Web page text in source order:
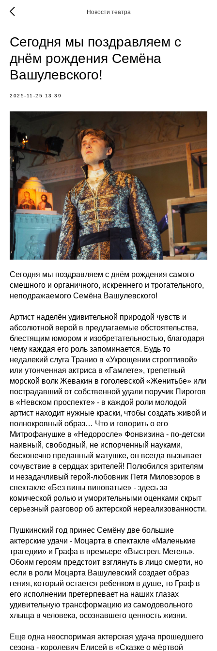
Новости театра
Сегодня мы поздравляем с
днём рождения Семёна
Вашулевского!
2025-11-25 13:39
Сегодня мы поздравляем с днём рождения самого
смешного и органичного, искреннего и трогательного,
неподражаемого Семёна Вашулевского!
Артист наделён удивительной природой чувств и
абсолютной верой в предлагаемые обстоятельства,
блестящим юмором и изобретательностью, благодаря
чему каждая его роль запоминается. Будь то
недалекий слуга Транио в «Укрощении строптивой»
или утонченная актриса в «Гамлете», трепетный
морской волк Жевакин в гоголевской «Женитьбе» или
пострадавший от собственной удали поручик Пирогов
в «Невском проспекте» - в каждой роли молодой
артист находит нужные краски, чтобы создать живой и
полнокровный образ… Что и говорить о его
Митрофанушке в «Недоросле» Фонвизина - по-детски
наивный, свободный, не испорченный науками,
бесконечно преданный матушке, он всегда вызывает
сочувствие в сердцах зрителей! Полюбился зрителям
и незадачливый герой-любовник Петя Миловзоров в
спектакле «Без вины виноватые» - здесь за
комической ролью и уморительными оценками скрыт
серьезный разговор об актерской нереализованности.
Пушкинский год принес Семёну две большие
актерские удачи - Моцарта в спектакле «Маленькие
трагедии» и Графа в премьере «Выстрел. Метель».
Обоим героям предстоит взглянуть в лицо смерти, но
если в роли Моцарта Вашулевский создает образ
гения, который остается ребенком в душе, то Граф в
его исполнении претерпевает на наших глазах
удивительную трансформацию из самодовольного
хлыща в человека, осознавшего ценность жизни.
Еще одна неоспоримая актерская удача прошедшего
сезона - королевич Елисей в «Сказке о мёртвой